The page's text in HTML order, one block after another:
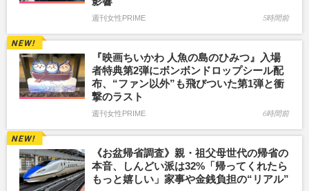
週刊女性PRIME 5時間前
『映画ちいかわ 人魚の島のひみつ』入場
者特典第2弾にボンボンドロップシール配
布、“ファン以外”も飛びついた第1弾と衝
撃のラスト
週刊女性PRIME 6時間前
《お盆帰省調査》親・祖父母世代の帰省の
本音、しんどい派は32%「帰ってくれたら
もっと嬉しい」家事や金銭負担の“リアル”